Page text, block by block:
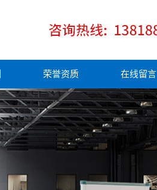
荣誉资质 在线留言